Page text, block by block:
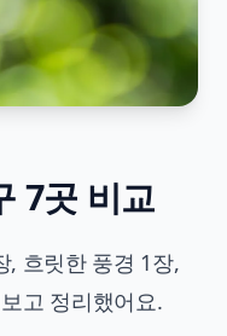
7곳 비교
, 흐릿한 풍경 1장,
고 정리했어요.